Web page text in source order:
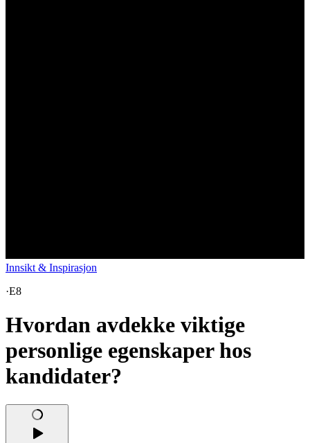
Innsikt & Inspirasjon
·E8
Hvordan avdekke viktige
personlige egenskaper hos
kandidater?